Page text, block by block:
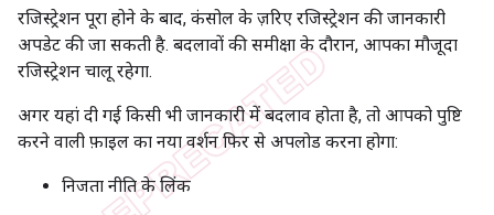
रजिस्ट्रेशन पूरा होने के बाद, कंसोल के ज़रिए रजिस्ट्रेशन की जानकारी
अपडेट की जा सकती है. बदलावों की समीक्षा के दौरान, आपका मौजूदा
रजिस्ट्रेशन चालू रहेगा.
अगर यहां दी गई किसी भी जानकारी में बदलाव होता है, तो आपको पुष्टि
करने वाली फ़ाइल का नया वर्शन फिर से अपलोड करना होगा:
निजता नीति के लिंक